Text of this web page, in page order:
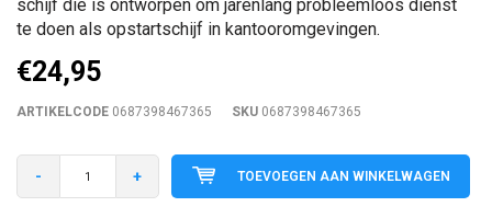
schijf die is ontworpen om jarenlang probleemloos dienst
te doen als opstartschijf in kantooromgevingen.
€24,95
ARTIKELCODE 0687398467365 SKU 0687398467365
- + TOEVOEGEN AAN WINKELWAGEN